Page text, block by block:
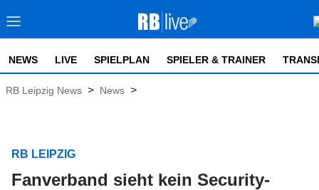
NEWS LIVE SPIELPLAN SPIELER & TRAINER
RB Leipzig News > News >
RB LEIPZIG
Fanverband sieht kein Security-